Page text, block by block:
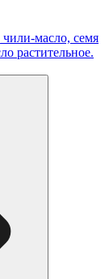
масло, семя
растительное.